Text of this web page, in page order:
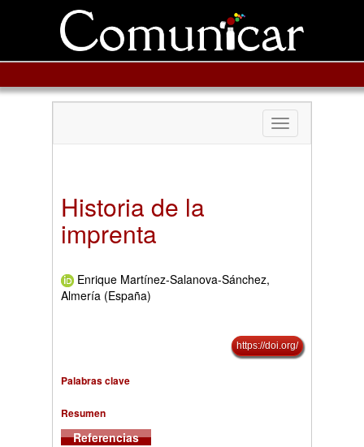
Toggle
navigation
Historia de la
imprenta
Enrique Martínez-Salanova-Sánchez,
Almería (España)
https://doi.org/
Palabras clave
Resumen
Referencias